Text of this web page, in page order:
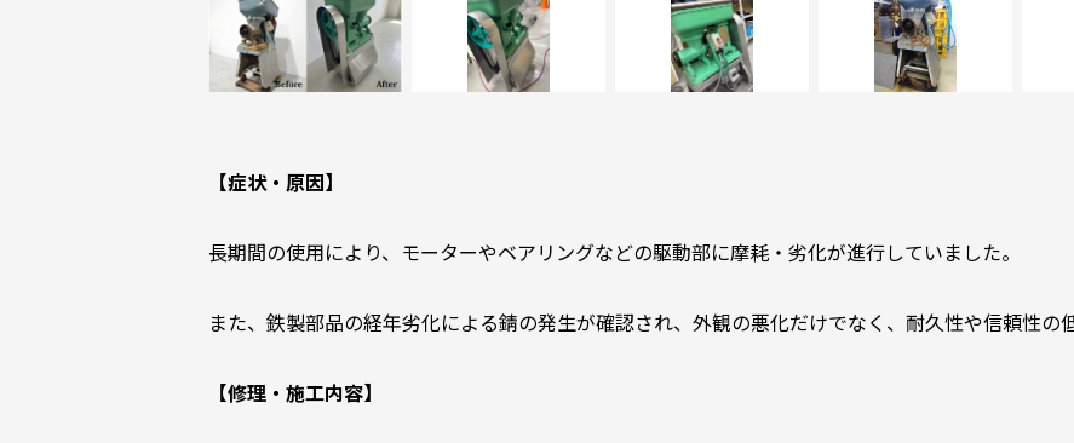
【症状・原因】
長期間の使用により、モーターやベアリングなどの駆動部に摩耗・劣化が進行していました。
また、鉄製部品の経年劣化による錆の発生が確認され、外観の悪化だけでなく、耐久性や信頼性の
【修理・施工内容】